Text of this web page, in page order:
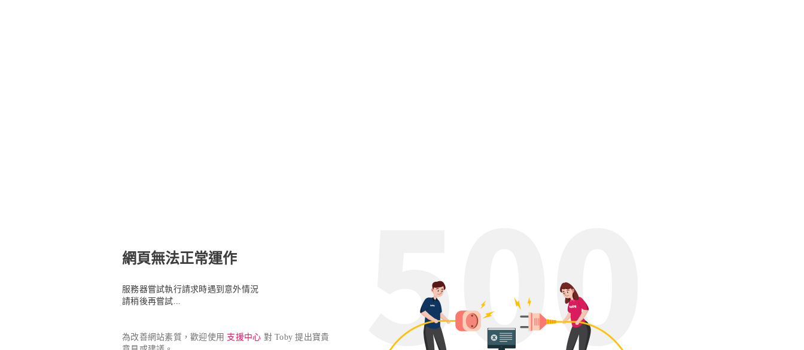
網頁無法正常運作
服務器嘗試執行請求時遇到意外情況
請稍後再嘗試...
為改善網站素質，歡迎使用 支援中心 對 Toby 提出寶貴